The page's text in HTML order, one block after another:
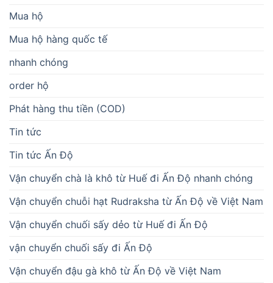
Mua hộ
Mua hộ hàng quốc tế
nhanh chóng
order hộ
Phát hàng thu tiền (COD)
Tin tức
Tin tức Ấn Độ
Vận chuyển chà là khô từ Huế đi Ấn Độ nhanh chóng
Vận chuyển chuỗi hạt Rudraksha từ Ấn Độ về Việt Nam
Vận chuyển chuối sấy dẻo từ Huế đi Ấn Độ
vận chuyển chuối sấy đi Ấn Độ
Vận chuyển đậu gà khô từ Ấn Độ về Việt Nam